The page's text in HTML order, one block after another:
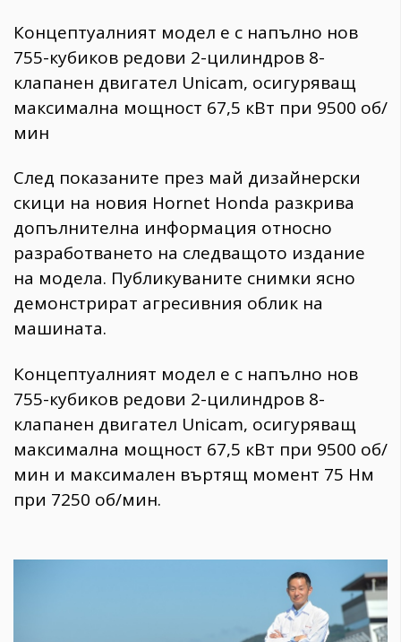
Gentlemen
382
Wellness
1817
ПОСЛЕДВАЙТЕ
НИ
Концептуалният модел е с напълно нов
755-кубиков редови 2-цилиндров 8-
клапанен двигател Unicam, осигуряващ
максимална мощност 67,5 кВт при 9500 об/
мин
След показаните през май дизайнерски
скици на новия Hornet Honda разкрива
допълнителна информация относно
разработването на следващото издание
на модела. Публикуваните снимки ясно
демонстрират агресивния облик на
машината.
Концептуалният модел е с напълно нов
755-кубиков редови 2-цилиндров 8-
клапанен двигател Unicam, осигуряващ
максимална мощност 67,5 кВт при 9500 об/
мин и максимален въртящ момент 75 Нм
при 7250 об/мин.